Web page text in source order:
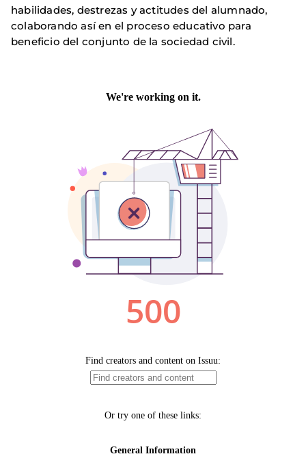
habilidades, destrezas y actitudes del alumnado,
colaborando así en el proceso educativo para
beneficio del conjunto de la sociedad civil.